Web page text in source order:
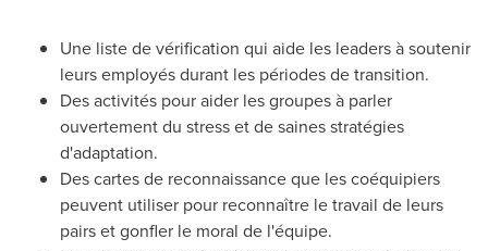
Une liste de vérification qui aide les leaders à soutenir
leurs employés durant les périodes de transition.
Des activités pour aider les groupes à parler
ouvertement du stress et de saines stratégies
d'adaptation.
Des cartes de reconnaissance que les coéquipiers
peuvent utiliser pour reconnaître le travail de leurs
pairs et gonfler le moral de l'équipe.